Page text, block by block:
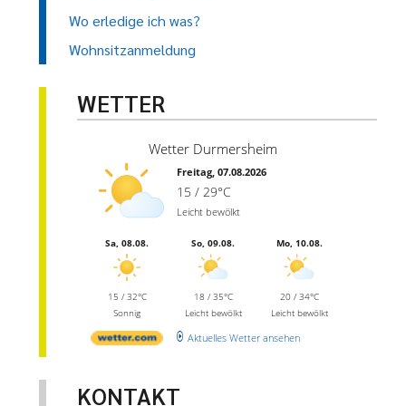
Wo erledige ich was?
Wohnsitzanmeldung
WETTER
Wetter Durmersheim
Freitag, 07.08.2026
15 / 29°C
Leicht bewölkt
Sa, 08.08.
15 / 32°C
Sonnig
So, 09.08.
18 / 35°C
Leicht bewölkt
Mo, 10.08.
20 / 34°C
Leicht bewölkt
Aktuelles Wetter ansehen
KONTAKT